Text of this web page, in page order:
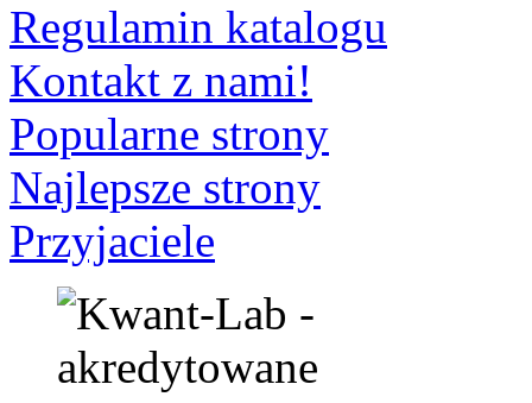
Regulamin katalogu
Kontakt z nami!
Popularne strony
Najlepsze strony
Przyjaciele